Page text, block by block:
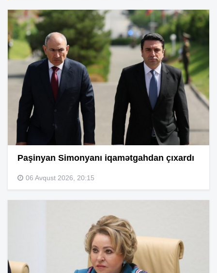
Paşinyan Simonyanı iqamətgahdan çıxardı
06 Avqust 2026, 20:15